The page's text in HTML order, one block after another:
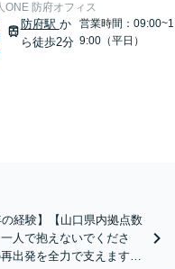
ONE 防府オフィス
防府駅 か
ら徒歩2分
営業時間：09:00~1
9:00（平日）
経験】【山口県内拠点数
人で抱えないでくださ
出発を全力で支えます｜